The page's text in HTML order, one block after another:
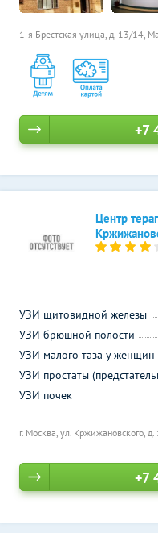
1-я Брестская улица, д. 13/14,
+7
Центр
г. Москва, ул. Кржижановского, д.
УЗИ щитовидной железы
УЗИ брюшной полости
УЗИ малого таза у женщин
УЗИ простаты
УЗИ почек
+7